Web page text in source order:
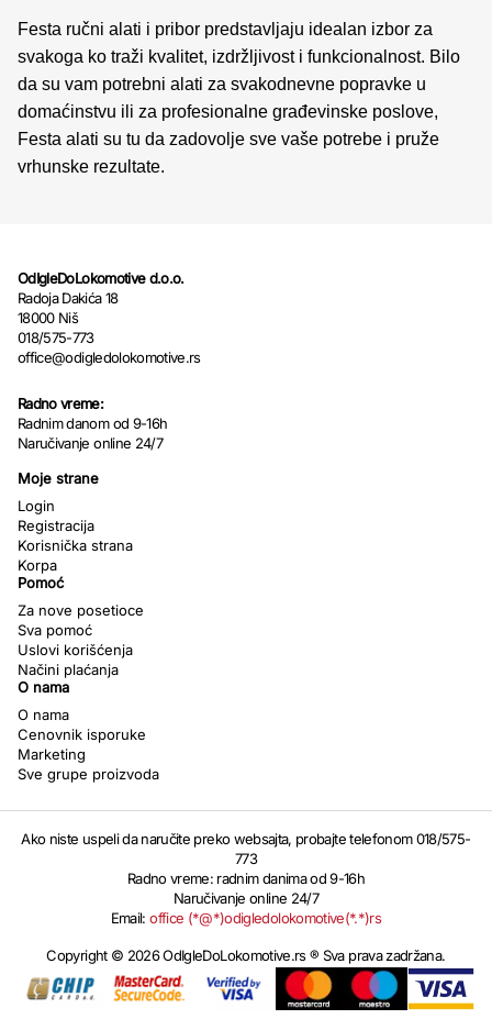
Festa ručni alati i pribor predstavljaju idealan izbor za
svakoga ko traži kvalitet, izdržljivost i funkcionalnost. Bilo
da su vam potrebni alati za svakodnevne popravke u
domaćinstvu ili za profesionalne građevinske poslove,
Festa alati su tu da zadovolje sve vaše potrebe i pruže
vrhunske rezultate.
OdIgleDoLokomotive d.o.o.
Radoja Dakića 18
18000 Niš
018/575-773
office@odigledolokomotive.rs
Radno vreme:
Radnim danom od 9-16h
Naručivanje online 24/7
Moje strane
Login
Registracija
Korisnička strana
Korpa
Pomoć
Za nove posetioce
Sva pomoć
Uslovi korišćenja
Načini plaćanja
O nama
O nama
Cenovnik isporuke
Marketing
Sve grupe proizvoda
Ako niste uspeli da naručite preko websajta, probajte telefonom 018/575-
773
Radno vreme: radnim danima od 9-16h
Naručivanje online 24/7
Email:office (*@*)odigledolokomotive(*.*)rs
Copyright © 2026 OdIgleDoLokomotive.rs ® Sva prava zadržana.